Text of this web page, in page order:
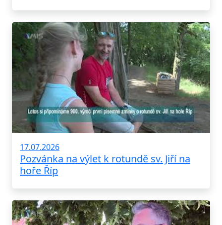
17.07.2026
Pozvánka na výlet k rotundě sv. Jiří na
hoře Říp